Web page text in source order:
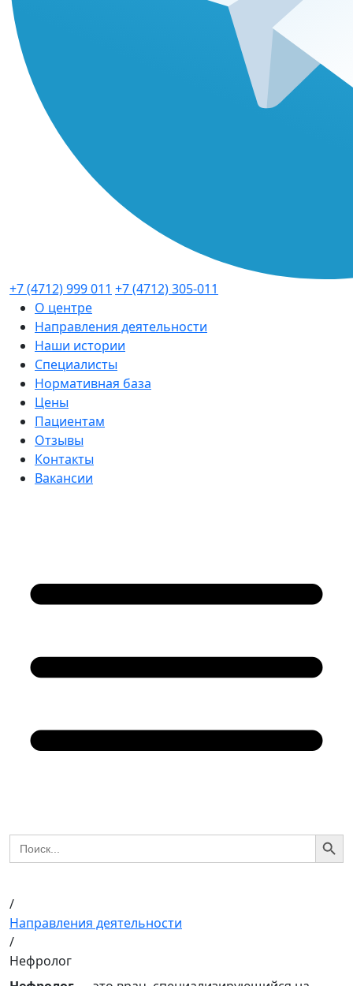
+7 (4712) 999 011 +7 (4712) 305-011
О центре
Направления деятельности
Наши истории
Специалисты
Нормативная база
Цены
Пациентам
Отзывы
Контакты
Вакансии
Search
for:
Search
/
Направления деятельности
/
Нефролог